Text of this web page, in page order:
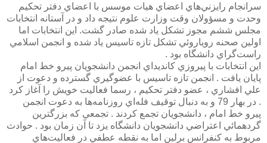
سرانجام رايزني‌هاي اعضاي هيات موسس با اعضاي دفتر تحكيم
وحدت و مسؤولان وقت وزارت علوم نتيجه داد و در آستانه انتخابات
مجلس ششم مجوز تشكل ياد شده صادر گشت. اين انتخابات اما
اولين صحنه روياروئي تشكل تازه تاسيس ياد شده و انجمن اسلامي
راست‌گراي دانشگاه بود .
اين انتخابات با پيروزي كانديداي انجمن دانشجويان پيرو خط امام
پايان يافت . انجمن تازه تاسيس با عضوگيري گسترده و دعوت از
علي افشاري ، عضو دفتر تحكيم ،‌ رسما فعاليت خويش را آغاز كرد
. در بهار 79 و به دنبال توقيف فله‌اي روزنامه‌ها به دعوت انجمن
پيرو خط امام ، دانشجويان تجمع كردند . تجمعي كه بزرگترين
گردهمائي اعتراضي دانشجويان دانشگاه يزد تا آن زمان بود . حوادث
مربوط به كنفرانس برلين اما به نقطه عطفي در فعاليت‌هاي